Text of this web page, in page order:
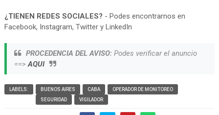
¿TIENEN REDES SOCIALES? - Podes encontrarnos en
Facebook, Instagram, Twitter y LinkedIn
PROCEDENCIA DEL AVISO:Podes verificar el anuncio
==>AQUI
LABELS: BUENOS AIRES CABA
OPERADOR DE MONITOREO
SEGURIDAD
VIGILADOR